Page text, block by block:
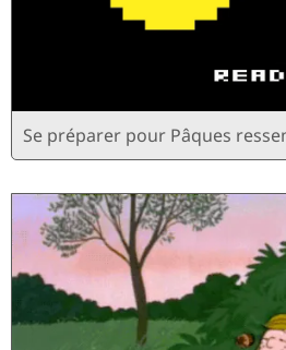
Se préparer pour Pâques